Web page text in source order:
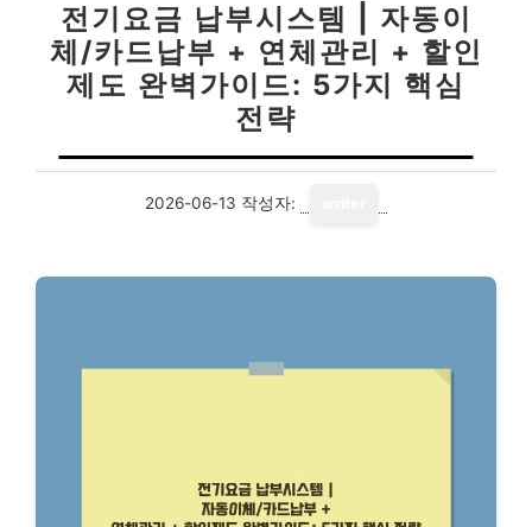
전기요금 납부시스템 | 자동이
체/카드납부 + 연체관리 + 할인
제도 완벽가이드: 5가지 핵심
전략
2026-06-13 작성자: